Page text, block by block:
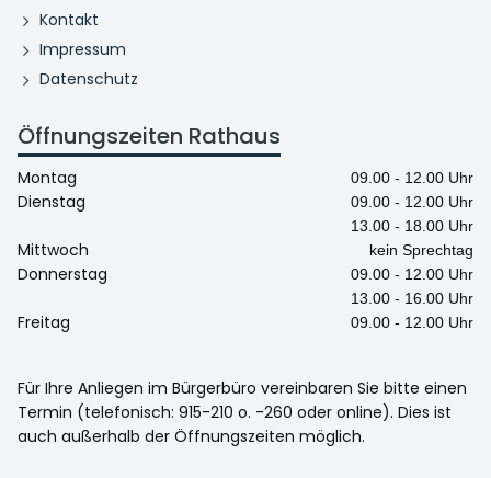
Kontakt
Impressum
Datenschutz
Öffnungszeiten Rathaus
Montag 09.00 - 12.00 Uhr
Dienstag
09.00 - 12.00 Uhr
13.00 - 18.00 Uhr
Mittwoch kein Sprechtag
Donnerstag
09.00 - 12.00 Uhr
13.00 - 16.00 Uhr
Freitag 09.00 - 12.00 Uhr
Für Ihre Anliegen im Bürgerbüro vereinbaren Sie bitte einen
Termin (telefonisch: 915-210 o. -260 oder online). Dies ist
auch außerhalb der Öffnungszeiten möglich.